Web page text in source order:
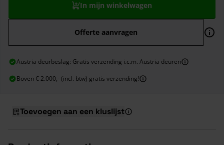
In mijn winkelwagen
Offerte aanvragen
Austria deurbeslag: Gratis verzending i.c.m. Austria deuren
Boven € 2.000,- (incl. btw) gratis verzending!
Toevoegen aan een kluslijst